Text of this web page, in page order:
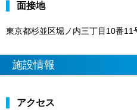
面接地
東京都杉並区堀ノ内三丁目10番11
施設情報
アクセス